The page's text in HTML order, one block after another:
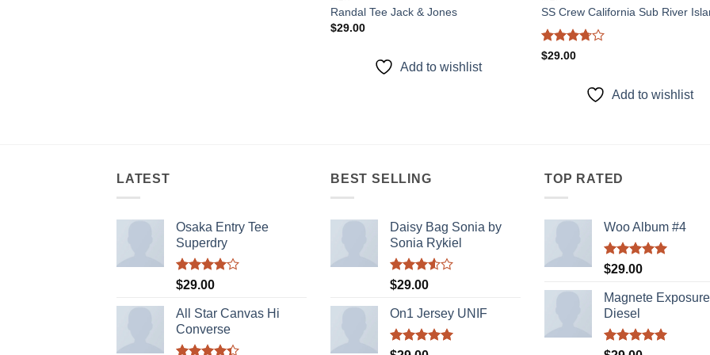
Randal Tee Jack & Jones
$29.00
Add to wishlist
SS Crew California Sub River
Được
$29.00
Add to wishlist
LATEST
Osaka Entry Tee
Superdry
Được
4.005
sao
$29.00
All Star Canvas Hi
Converse
BEST SELLING
Daisy Bag Sonia by
Sonia Rykiel
Được
hạng
3.505
sao
$29.00
On1 Jersey UNIF
TOP RATED
Woo Album #4
Được xếp
5 sao
$29.00
Magnete Exposure
Diesel